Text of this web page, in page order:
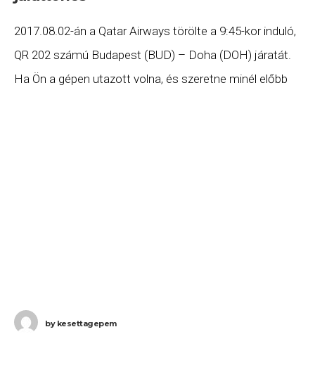
2017.08.02-án a Qatar Airways törölte a 9:45-kor induló,
QR 202 számú Budapest (BUD) – Doha (DOH) járatát.
Ha Ön a gépen utazott volna, és szeretne minél előbb
bykesettagepem